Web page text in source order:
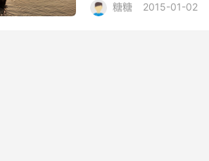
糖糖 2015-01-02